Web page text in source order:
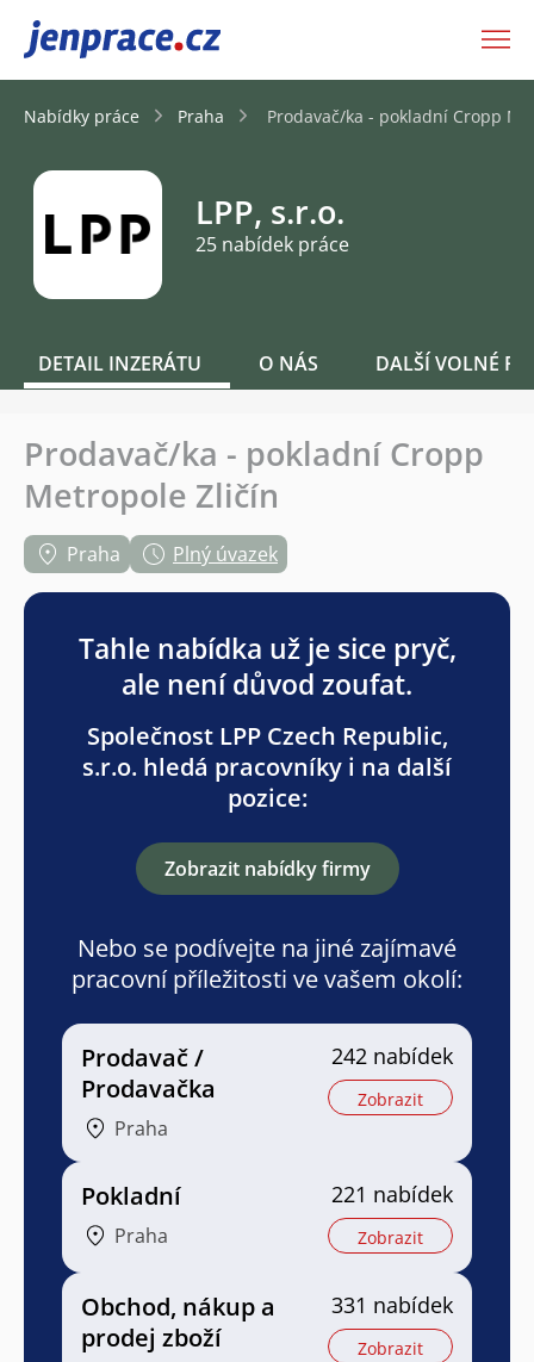
JenPráce.cz
Nabídky práce Praha Prodavač/ka - pokladní Cropp
LPP, s.r.o.
25 nabídek práce
DETAIL INZERÁTU O NÁS DALŠÍ VOLNÉ
Prodavač/ka - pokladní Cropp
Metropole Zličín
Praha Plný úvazek
Tahle nabídka už je sice pryč,
ale není důvod zoufat.
Společnost LPP Czech Republic,
s.r.o. hledá pracovníky i na další
pozice:
Zobrazit nabídky firmy
Nebo se podívejte na jiné zajímavé
pracovní příležitosti ve vašem okolí:
Prodavač /
Prodavačka
Praha
242 nabídek
Zobrazit
Pokladní
Praha
221 nabídek
Zobrazit
Obchod, nákup a
prodej zboží
331 nabídek
Zobrazit